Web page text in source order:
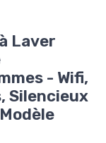
Laver
- Wifi,
Silencieux